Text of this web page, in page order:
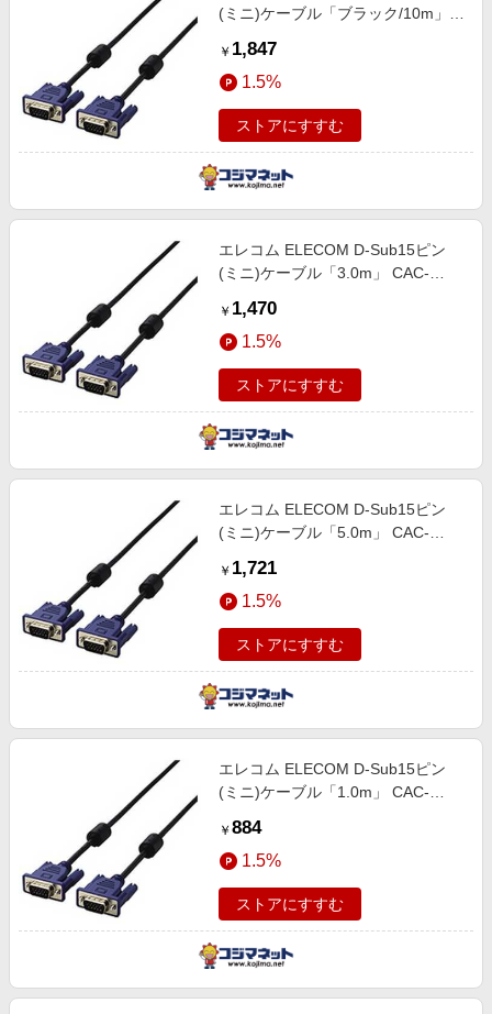
(ミニ)ケーブル「ブラック/10m」
￥ 1,847
1.5%
ストアにすすむ
エレコム ELECOM D-Sub15ピン
(ミニ)ケーブル「3.0m」 CAC-
￥ 1,470
1.5%
ストアにすすむ
エレコム ELECOM D-Sub15ピン
(ミニ)ケーブル「5.0m」 CAC-
￥ 1,721
1.5%
ストアにすすむ
エレコム ELECOM D-Sub15ピン
(ミニ)ケーブル「1.0m」 CAC-
￥ 884
1.5%
ストアにすすむ